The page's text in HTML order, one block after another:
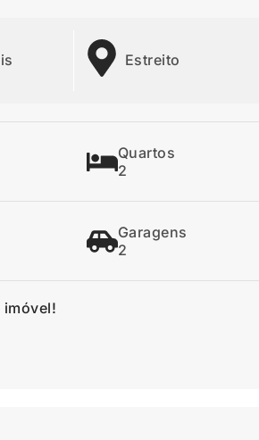
Estreito
Quartos
2
Garagens
2
imóvel!